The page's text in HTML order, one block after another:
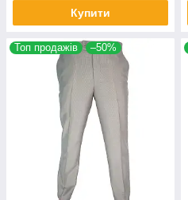
Купити
Топ продажів –50%